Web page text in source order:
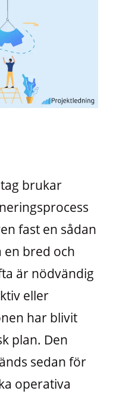
brukar
fast en sådan
en bred och
är nödvändig
eller
har blivit
plan. Den
sedan för
operativa